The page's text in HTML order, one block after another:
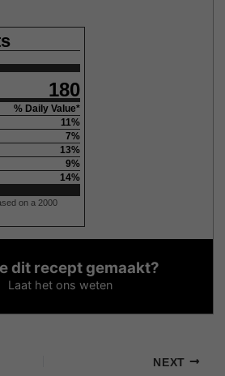
180
% Daily Value*
11%
7%
13%
9%
14%
on a 2000
dit recept gemaakt?
Laat het ons weten
NEXT